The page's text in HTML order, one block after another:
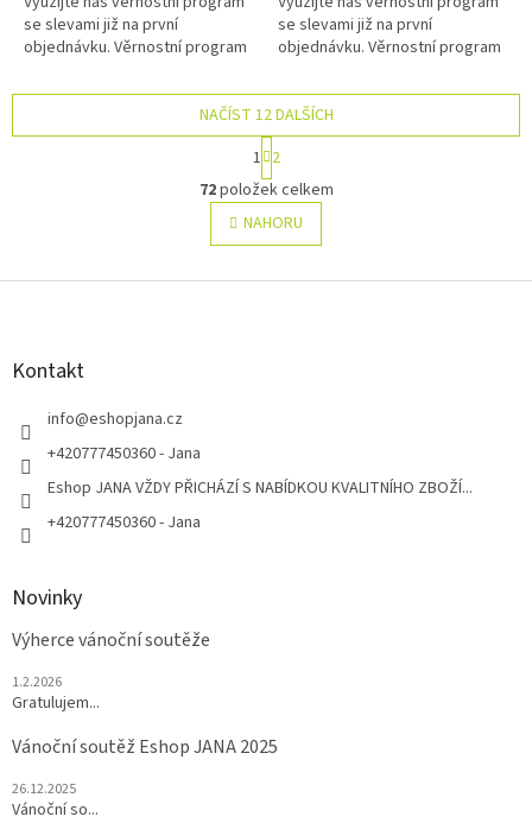
se slevami již na první
objednávku. Věrnostní program
se slevami již na první
objednávku. Věrnostní program
O
v
l
á
ý
NAČÍST 12 DALŠÍCH
S
t
r
á
n
k
v
1 2
72položek celkem
NAHORU
Z
Kontakt
info@eshopjana.cz
+420777450360 - Jana
Eshop JANA VŽDY PŘICHÁZÍ S NABÍDKOU KVALITNÍHO ZBOŽÍ...
+420777450360 - Jana
Novinky
Výherce vánoční soutěže
1.2.2026
Gratulujem...
Vánoční soutěž Eshop JANA 2025
26.12.2025
Vánoční so...